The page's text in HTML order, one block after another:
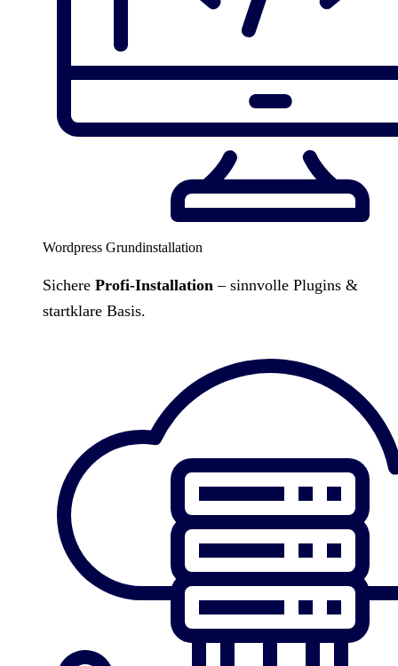
Wordpress Grundinstallation
Sichere Profi-Installation – sinnvolle Plugins &
startklare Basis.